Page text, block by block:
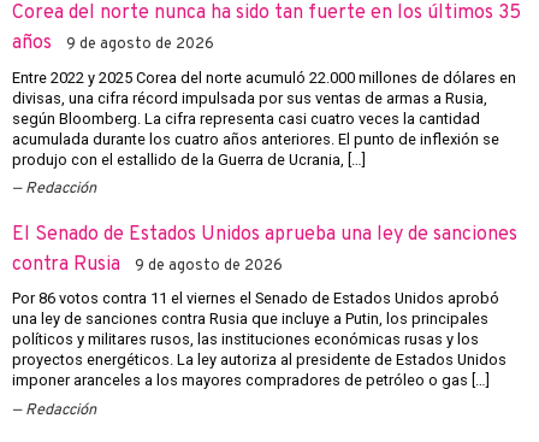
Corea del norte nunca ha sido tan fuerte en los últimos 35
años
9 de agosto de 2026
Entre 2022 y 2025 Corea del norte acumuló 22.000 millones de dólares en
divisas, una cifra récord impulsada por sus ventas de armas a Rusia,
según Bloomberg. La cifra representa casi cuatro veces la cantidad
acumulada durante los cuatro años anteriores. El punto de inflexión se
produjo con el estallido de la Guerra de Ucrania, […]
Redacción
El Senado de Estados Unidos aprueba una ley de sanciones
contra Rusia
9 de agosto de 2026
Por 86 votos contra 11 el viernes el Senado de Estados Unidos aprobó
una ley de sanciones contra Rusia que incluye a Putin, los principales
políticos y militares rusos, las instituciones económicas rusas y los
proyectos energéticos. La ley autoriza al presidente de Estados Unidos
imponer aranceles a los mayores compradores de petróleo o gas […]
Redacción